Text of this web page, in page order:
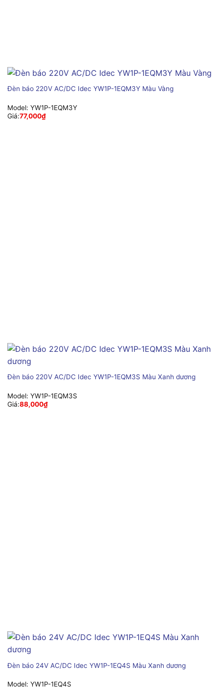
Đèn báo 220V AC/DC Idec YW1P-1EQM3Y Màu Vàng
Model: YW1P-1EQM3Y
Giá:77,000₫
Đèn báo 220V AC/DC Idec YW1P-1EQM3S Màu Xanh dương
Model: YW1P-1EQM3S
Giá:88,000₫
Đèn báo 24V AC/DC Idec YW1P-1EQ4S Màu Xanh dương
Model: YW1P-1EQ4S